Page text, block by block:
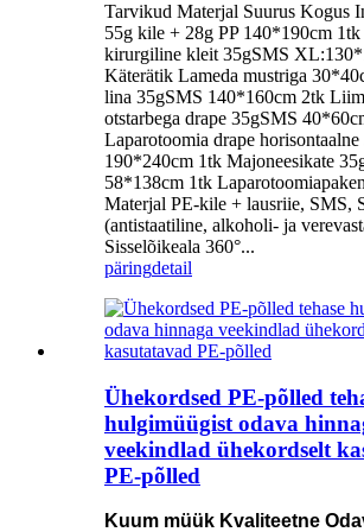
Tarvikud Materjal Suurus Kogus
55g kile + 28g PP 140*190cm 1tk
kirurgiline kleit 35gSMS
Käterätik Lameda mustriga
lina 35gSMS 140*160cm 2tk
otstarbega drape 35gSMS
Laparotoomia drape
190*240cm 1tk Majoneesikate
58*138cm 1tk
Materjal PE-kile + lausriie, SMS,
(antistaatiline, alkoholi- ja
Sisselõikeala 360°...
päringdetail
Ühekordsed PE-põlled
hulgimüügist odava
veekindlad ühekordselt
PE-põlled
Kuum müük Kvaliteetne